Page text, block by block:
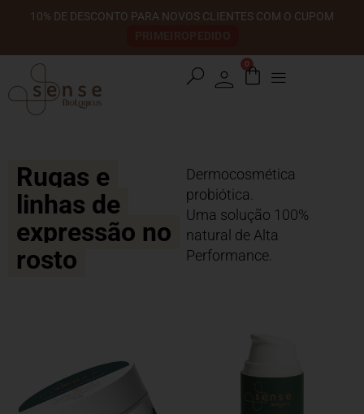
10% DE DESCONTO PARA NOVOS CLIENTES COM O CUPOM
search 0
Rugas e
linhas de
expressão no
rosto
Dermocosmética
probiótica.
Uma solução 100%
natural de Alta
Performance.